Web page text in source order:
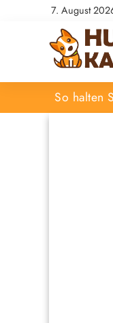
7. August
So halten